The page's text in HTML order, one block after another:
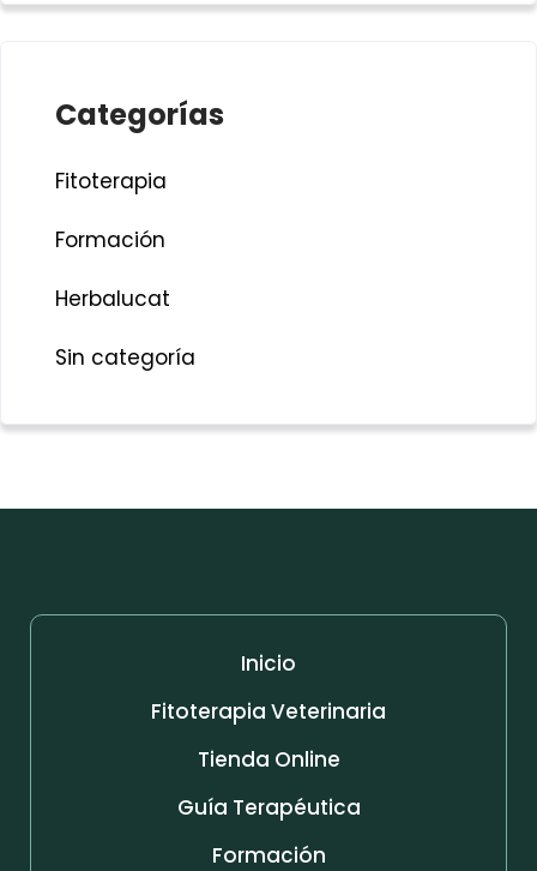
Categorías
Fitoterapia
Formación
Herbalucat
Sin categoría
Inicio
Fitoterapia Veterinaria
Tienda Online
Guía Terapéutica
Formación